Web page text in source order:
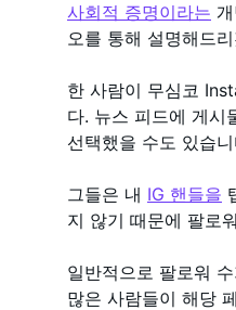
사회적 증명이라는
오를 통해 설명해드
한 사람이 무심코
다. 뉴스 피드에 게시
선택했을 수도 있습
그들은 내 IG 핸들을
지 않기 때문에 팔로
일반적으로 팔로워
많은 사람들이 해당